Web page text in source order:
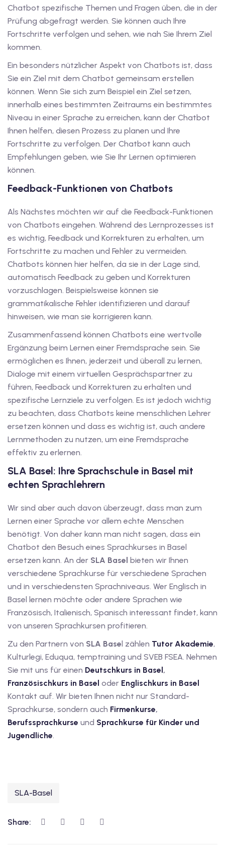
mit Gutschein
mit
den fide-Test
Chatbot spezifische Themen und Fragen üben, die in der
Prüfung abgefragt werden. Sie können auch Ihre
Fortschritte verfolgen und sehen, wie nah Sie Ihrem Ziel
kommen.
Ein besonders nützlicher Aspekt von Chatbots ist, dass
Sie ein Ziel mit dem Chatbot gemeinsam erstellen
können. Wenn Sie sich zum Beispiel ein Ziel setzen,
innerhalb eines bestimmten Zeitraums ein bestimmtes
Niveau in einer Sprache zu erreichen, kann der Chatbot
Ihnen helfen, diesen Prozess zu planen und Ihre
Fortschritte zu verfolgen. Der Chatbot kann auch
Empfehlungen geben, wie Sie Ihr Lernen optimieren
können.
Feedback-Funktionen von Chatbots
Als Nächstes möchten wir auf die Feedback-Funktionen
von Chatbots eingehen. Während des Lernprozesses ist
es wichtig, Feedback und Korrekturen zu erhalten, um
Fortschritte zu machen und Fehler zu vermeiden.
Chatbots können hier helfen, da sie in der Lage sind,
automatisch Feedback zu geben und Korrekturen
vorzuschlagen. Beispielsweise können sie
grammatikalische Fehler identifizieren und darauf
hinweisen, wie man sie korrigieren kann.
Zusammenfassend können Chatbots eine wertvolle
Ergänzung beim Lernen einer Fremdsprache sein. Sie
ermöglichen es Ihnen, jederzeit und überall zu lernen,
Dialoge mit einem virtuellen Gesprächspartner zu
führen, Feedback und Korrekturen zu erhalten und
spezifische Lernziele zu verfolgen. Es ist jedoch wichtig
zu beachten, dass Chatbots keine menschlichen Lehrer
ersetzen können und dass es wichtig ist, auch andere
Lernmethoden zu nutzen, um eine Fremdsprache
effektiv zu erlernen.
SLA Basel: Ihre Sprachschule in Basel mit
echten Sprachlehrern
Wir sind aber auch davon überzeugt, dass man zum
Lernen einer Sprache vor allem echte Menschen
benötigt. Von daher kann man nicht sagen, dass ein
Chatbot den Besuch eines Sprachkurses in Basel
ersetzen kann. An der SLA Basel bieten wir Ihnen
verschiedene Sprachkurse für verschiedene Sprachen
und in verschiedensten Sprachniveaus. Wer Englisch in
Basel lernen möchte oder andere Sprachen wie
Französisch, Italienisch, Spanisch interessant findet, kann
von unseren Sprachkursen profitieren.
Zu den Partnern von SLA Basel zählen Tutor Akademie,
Kulturlegi, Eduqua, temptraining und SVEB FSEA. Nehmen
Sie mit uns für einen Deutschkurs in Basel,
Französischkurs in Basel oder Englischkurs in Basel
Kontakt auf. Wir bieten Ihnen nicht nur Standard-
Sprachkurse, sondern auch Firmenkurse,
Berufssprachkurse und Sprachkurse für Kinder und
Jugendliche.
SLA-Basel
Share: